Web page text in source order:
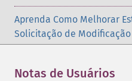
Aprenda Como Melhorar
Solicitação de Modificação
Notas de Usuários